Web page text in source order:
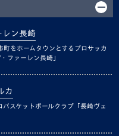
レン長崎
町をホームタウンとするプロサッカ
ファーレン長崎」
カ
バスケットボールクラブ「長崎ヴェ